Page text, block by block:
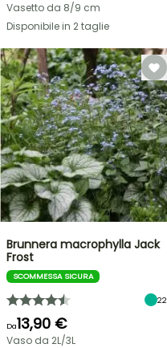
Vasetto da 8/9 cm
Disponibile in 2 taglie
Brunnera macrophylla Jack
Frost
SCOMMESSA SICURA
22
Da13,90 €
Vaso da 2L/3L